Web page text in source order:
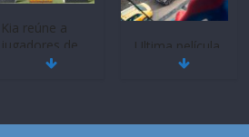
Kia reúne a
jugadores de
fútbol de todo
Ultima película
‘Spider‑Man: